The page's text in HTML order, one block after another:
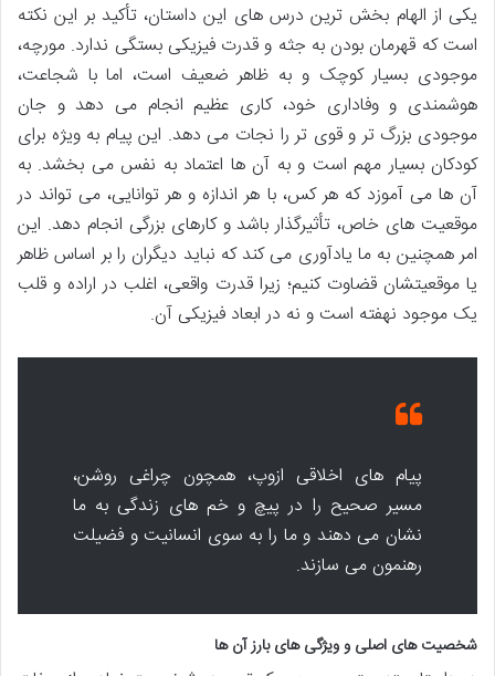
یکی از الهام بخش ترین درس های این داستان، تأکید بر این نکته
است که قهرمان بودن به جثه و قدرت فیزیکی بستگی ندارد. مورچه،
موجودی بسیار کوچک و به ظاهر ضعیف است، اما با شجاعت،
هوشمندی و وفاداری خود، کاری عظیم انجام می دهد و جان
موجودی بزرگ تر و قوی تر را نجات می دهد. این پیام به ویژه برای
کودکان بسیار مهم است و به آن ها اعتماد به نفس می بخشد. به
آن ها می آموزد که هر کس، با هر اندازه و هر توانایی، می تواند در
موقعیت های خاص، تأثیرگذار باشد و کارهای بزرگی انجام دهد. این
امر همچنین به ما یادآوری می کند که نباید دیگران را بر اساس ظاهر
یا موقعیتشان قضاوت کنیم؛ زیرا قدرت واقعی، اغلب در اراده و قلب
یک موجود نهفته است و نه در ابعاد فیزیکی آن.
پیام های اخلاقی ازوپ، همچون چراغی روشن،
مسیر صحیح را در پیچ و خم های زندگی به ما
نشان می دهند و ما را به سوی انسانیت و فضیلت
رهنمون می سازند.
شخصیت های اصلی و ویژگی های بارز آن ها